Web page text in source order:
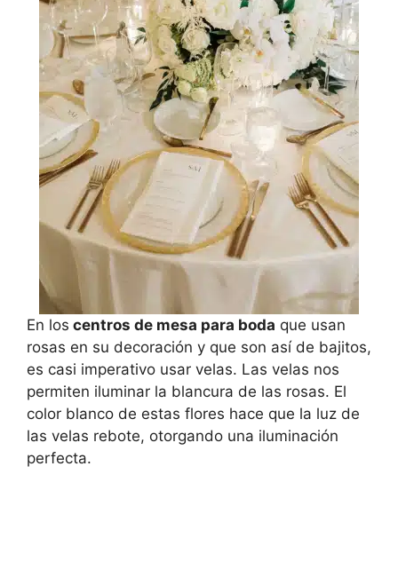
En los centros de mesa para boda que usan
rosas en su decoración y que son así de bajitos,
es casi imperativo usar velas. Las velas nos
permiten iluminar la blancura de las rosas. El
color blanco de estas flores hace que la luz de
las velas rebote, otorgando una iluminación
perfecta.